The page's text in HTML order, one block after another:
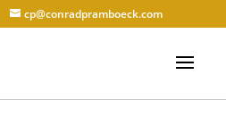
cp@conradpramboeck.com